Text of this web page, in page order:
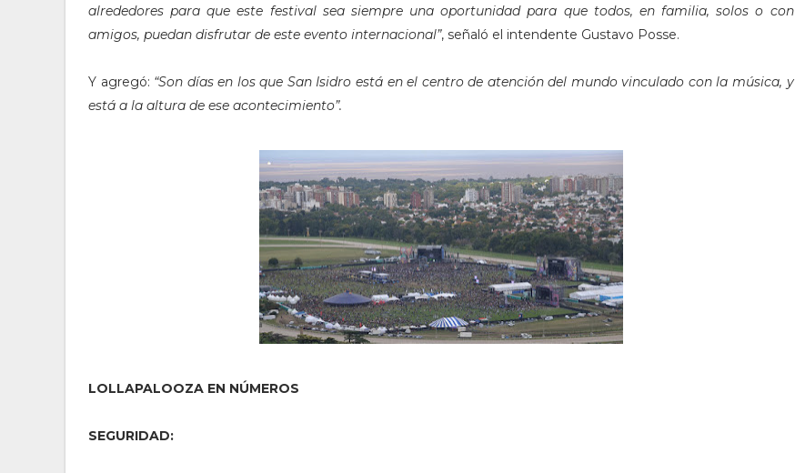
alrededores para que este festival sea siempre una oportunidad para que todos, en familia, solos o con
amigos, puedan disfrutar de este evento internacional”, señaló el intendente Gustavo Posse.
Y agregó: “Son días en los que San Isidro está en el centro de atención del mundo vinculado con la música, y
está a la altura de ese acontecimiento”.
LOLLAPALOOZA EN NÚMEROS
SEGURIDAD: